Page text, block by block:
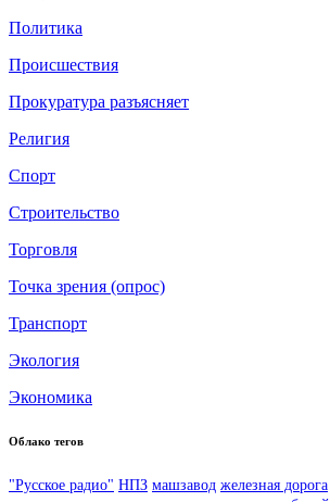
Политика
Происшествия
Прокуратура разъясняет
Религия
Спорт
Строительство
Торговля
Точка зрения (опрос)
Транспорт
Экология
Экономика
Облако тегов
"Русское радио" НПЗ машзавод железная дорога